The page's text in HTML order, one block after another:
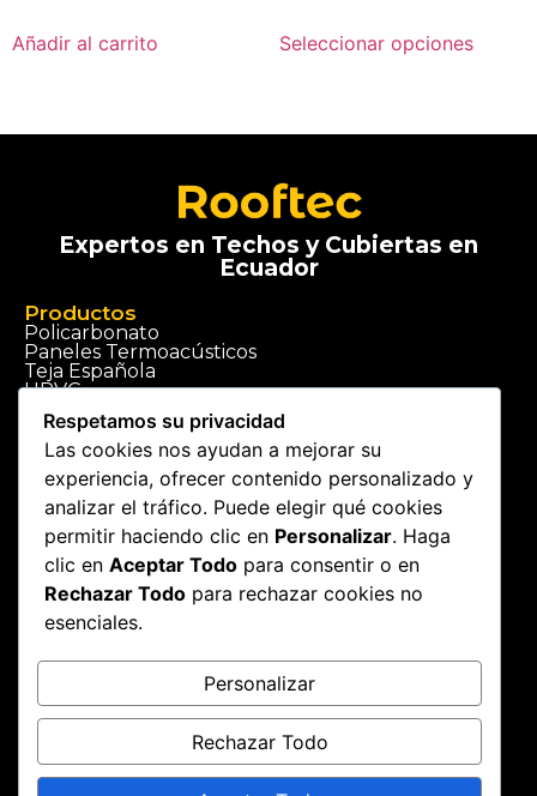
Añadir al carrito Seleccionar opciones
Expertos en Techos y Cubiertas en
Ecuador
Productos
Policarbonato
Paneles Termoacústicos
Teja Española
UPVC
Ver tienda
Servicios
Construcción de techos
Instalación de cubiertas
Ver Servicios
Ciudades
Techos en Quito
Techos en Guayaquil
Techos en Cuenca
Respetamos su privacidad
Las cookies nos ayudan a mejorar su
experiencia, ofrecer contenido personalizado y
analizar el tráfico. Puede elegir qué cookies
permitir haciendo clic en Personalizar. Haga
clic en Aceptar Todo para consentir o en
Rechazar Todo para rechazar cookies no
esenciales.
Personalizar
Rechazar Todo